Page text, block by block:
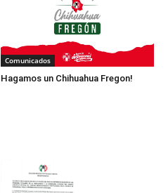
Comunicados
Hagamos un Chihuahua Fregon!